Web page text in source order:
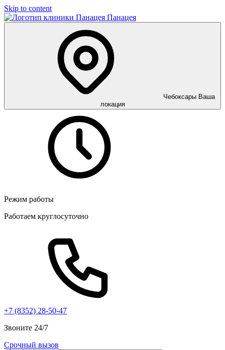
Skip to content
Панацея
Чебоксары Ваша
локация
Режим работы
Работаем круглосуточно
+7 (8352) 28-50-47
Звоните 24/7
Срочный вызов